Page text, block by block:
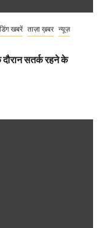
खबरें ताज़ा ख़बर न्यूज़
दौरान सतर्क रहने के